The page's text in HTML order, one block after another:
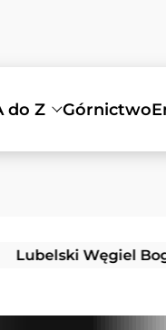
do Z Górnictwo
Węgiel Bogdanka